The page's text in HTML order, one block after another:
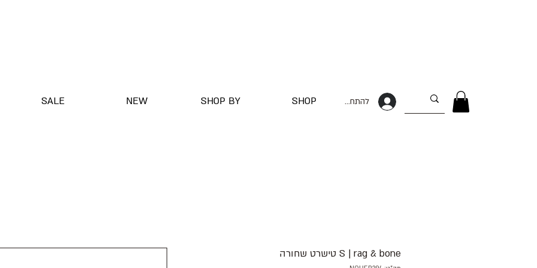
להתחברות SALE NEW SHOP BY SHOP
S | rag & bone טישרט שחורה